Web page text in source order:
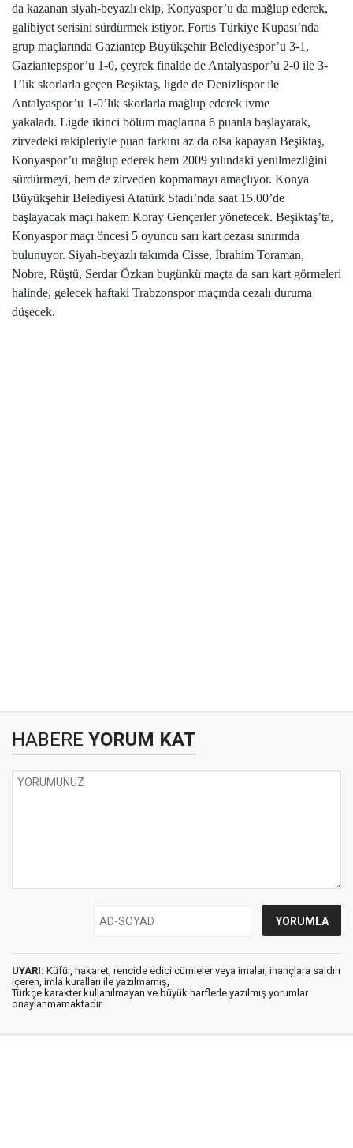
da kazanan siyah-beyazlı ekip, Konyaspor’u da mağlup ederek,
galibiyet serisini sürdürmek istiyor. Fortis Türkiye Kupası’nda
grup maçlarında Gaziantep Büyükşehir Belediyespor’u 3-1,
Gaziantepspor’u 1-0, çeyrek finalde de Antalyaspor’u 2-0 ile 3-
1’lik skorlarla geçen Beşiktaş, ligde de Denizlispor ile
Antalyaspor’u 1-0’lık skorlarla mağlup ederek ivme
yakaladı. Ligde ikinci bölüm maçlarına 6 puanla başlayarak,
zirvedeki rakipleriyle puan farkını az da olsa kapayan Beşiktaş,
Konyaspor’u mağlup ederek hem 2009 yılındaki yenilmezliğini
sürdürmeyi, hem de zirveden kopmamayı amaçlıyor. Konya
Büyükşehir Belediyesi Atatürk Stadı’nda saat 15.00’de
başlayacak maçı hakem Koray Gençerler yönetecek. Beşiktaş’ta,
Konyaspor maçı öncesi 5 oyuncu sarı kart cezası sınırında
bulunuyor. Siyah-beyazlı takımda Cisse, İbrahim Toraman,
Nobre, Rüştü, Serdar Özkan bugünkü maçta da sarı kart görmeleri
halinde, gelecek haftaki Trabzonspor maçında cezalı duruma
düşecek.
HABERE YORUM KAT
UYARI: Küfür, hakaret, rencide edici cümleler veya imalar, inançlara saldırı
içeren, imla kuralları ile yazılmamış,
Türkçe karakter kullanılmayan ve büyük harflerle yazılmış yorumlar
onaylanmamaktadır.